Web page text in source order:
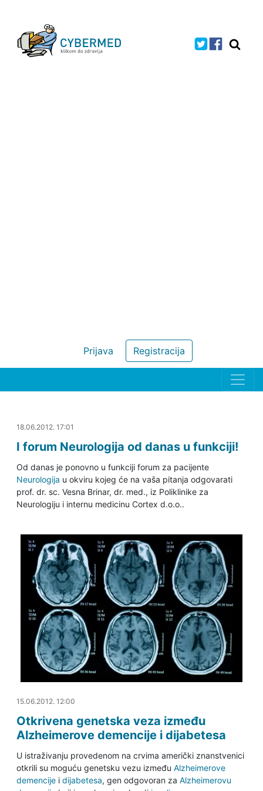
Registracija
Prijava
18.06.2012. 17:21
18.06.2012. 17:01
I forum Neurologija od danas u funkciji!
Od danas je ponovno u funkciji forum za pacijente
Neurologija u okviru kojeg će na vaša pitanja odgovarati
prof. dr. sc. Vesna Brinar, dr. med., iz Poliklinike za
Neurologiju i internu medicinu Cortex d.o.o..
15.06.2012. 12:27
15.06.2012. 12:00
Otkrivena genetska veza između
Alzheimerove demencije i dijabetesa
U istraživanju provedenom na crvima američki znanstvenici
otkrili su moguću genetsku vezu između Alzheimerove
demencije i dijabetesa, gen odgovoran za Alzheimerovu